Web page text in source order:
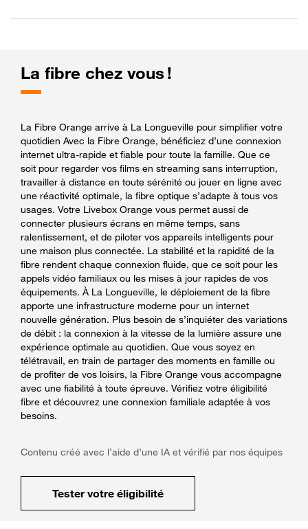
La fibre chez vous !
La Fibre Orange arrive à La Longueville pour simplifier votre
quotidien Avec la Fibre Orange, bénéficiez d’une connexion
internet ultra-rapide et fiable pour toute la famille. Que ce
soit pour regarder vos films en streaming sans interruption,
travailler à distance en toute sérénité ou jouer en ligne avec
une réactivité optimale, la fibre optique s’adapte à tous vos
usages. Votre Livebox Orange vous permet aussi de
connecter plusieurs écrans en même temps, sans
ralentissement, et de piloter vos appareils intelligents pour
une maison plus connectée. La stabilité et la rapidité de la
fibre rendent chaque connexion fluide, que ce soit pour les
appels vidéo familiaux ou les mises à jour rapides de vos
équipements. À La Longueville, le déploiement de la fibre
apporte une infrastructure moderne pour un internet
nouvelle génération. Plus besoin de s’inquiéter des variations
de débit : la connexion à la vitesse de la lumière assure une
expérience optimale au quotidien. Que vous soyez en
télétravail, en train de partager des moments en famille ou
de profiter de vos loisirs, la Fibre Orange vous accompagne
avec une fiabilité à toute épreuve. Vérifiez votre éligibilité
fibre et découvrez une connexion familiale adaptée à vos
besoins.
Contenu créé avec l’aide d’une IA et vérifié par nos équipes
Tester votre éligibilité